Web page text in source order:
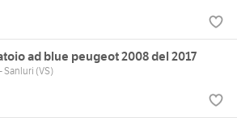
ad blue peugeot 2008 del 2017
Sanluri (VS)